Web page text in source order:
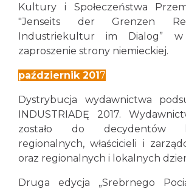
Kultury i Społeczeństwa
"Jenseits der Grenzen
Industriekultur im Dialog”
zaproszenie strony niemieckiej.
październik 2017
Dystrybucja wydawnictwa
INDUSTRIADĘ 2017.
zostało do decydentów
regionalnych, właścicieli i
oraz regionalnych i lokalnych
Druga edycja „Srebrnego